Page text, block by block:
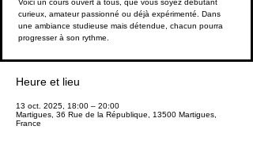
Voici un cours ouvert à tous, que vous soyez débutant
curieux, amateur passionné ou déjà expérimenté. Dans
une ambiance studieuse mais détendue, chacun pourra
progresser à son rythme.
Heure et lieu
13 oct. 2025, 18:00 – 20:00
Martigues, 36 Rue de la République, 13500 Martigues,
France